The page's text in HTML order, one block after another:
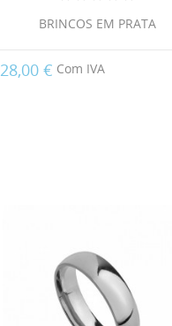
BRINCOS EM PRATA
28,00 € Com IVA